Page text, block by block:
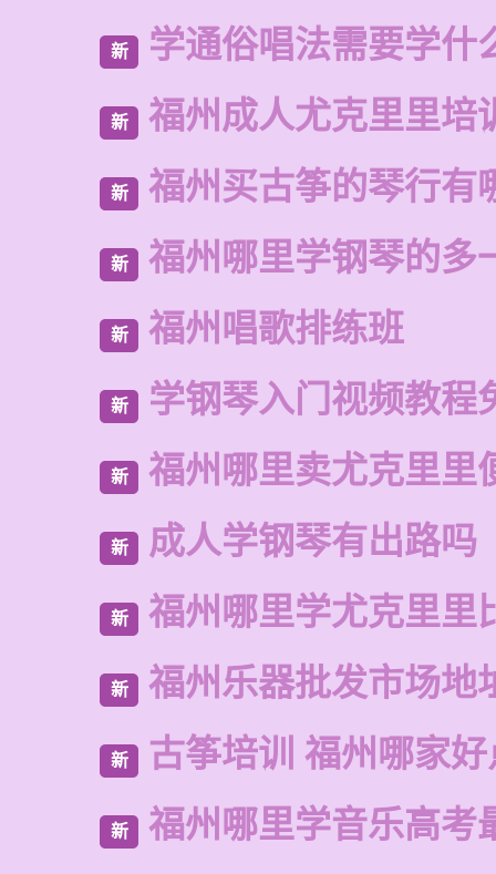
新 学通俗唱法需要学什
新 福州成人尤克里里培
新 福州买古筝的琴行有
新 福州哪里学钢琴的多
新 福州唱歌排练班
新 学钢琴入门视频教程
新 福州哪里卖尤克里里
新 成人学钢琴有出路吗
新 福州哪里学尤克里里
新 福州乐器批发市场地
新 古筝培训 福州哪家好
新 福州哪里学音乐高考